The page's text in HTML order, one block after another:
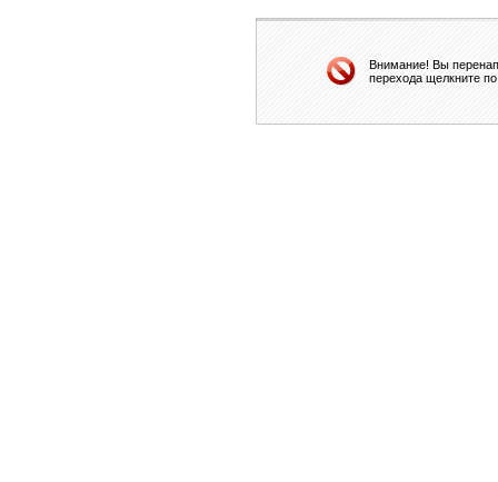
Внимание! Вы
перехода щелкните